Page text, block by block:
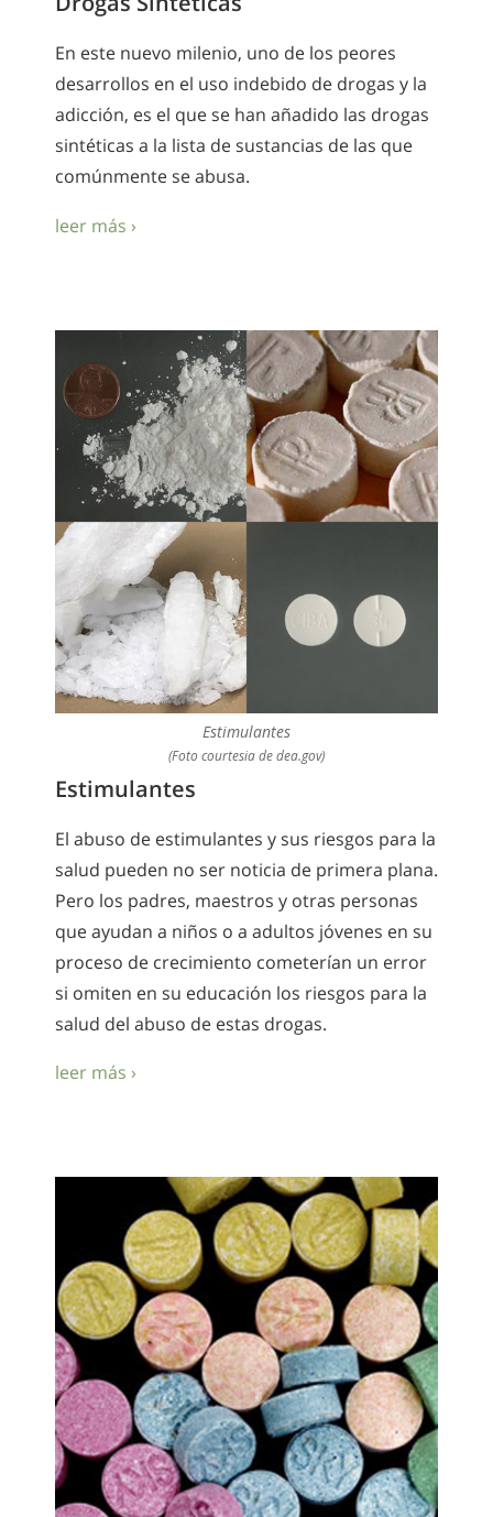
En este nuevo milenio, uno de los peores
desarrollos en el uso indebido de drogas y la
adicción, es el que se han añadido las drogas
sintéticas a la lista de sustancias de las que
comúnmente se abusa.
leer más ›
Estimulantes
(Foto courtesia de dea.gov)
Estimulantes
El abuso de estimulantes y sus riesgos para la
salud pueden no ser noticia de primera plana.
Pero los padres, maestros y otras personas
que ayudan a niños o a adultos jóvenes en su
proceso de crecimiento cometerían un error
si omiten en su educación los riesgos para la
salud del abuso de estas drogas.
leer más ›